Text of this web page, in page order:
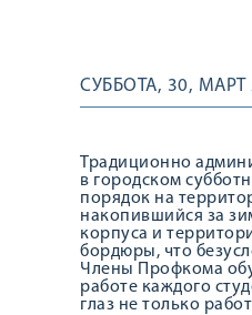
СУББОТА, 30, МАРТ
Традиционно
в городском
порядок на
накопившийся за
корпуса и
бордюры, что
Члены Профкома
работе каждого
глаз не только